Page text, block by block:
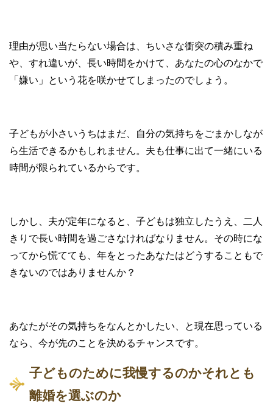
理由が思い当たらない場合は、ちいさな衝突の積み重ね
や、すれ違いが、長い時間をかけて、あなたの心のなかで
「嫌い」という花を咲かせてしまったのでしょう。
子どもが小さいうちはまだ、自分の気持ちをごまかしなが
ら生活できるかもしれません。夫も仕事に出て一緒にいる
時間が限られているからです。
しかし、夫が定年になると、子どもは独立したうえ、二人
きりで長い時間を過ごさなければなりません。その時にな
ってから慌てても、年をとったあなたはどうすることもで
きないのではありませんか？
あなたがその気持ちをなんとかしたい、と現在思っている
なら、今が先のことを決めるチャンスです。
子どものために我慢するのかそれとも
離婚を選ぶのか